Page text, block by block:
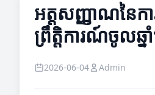
អត្តសញ្ញាណនៃការ
ព្រឹត្តិការណ៍ចូលឆ្ន
2026-06-04 Admin